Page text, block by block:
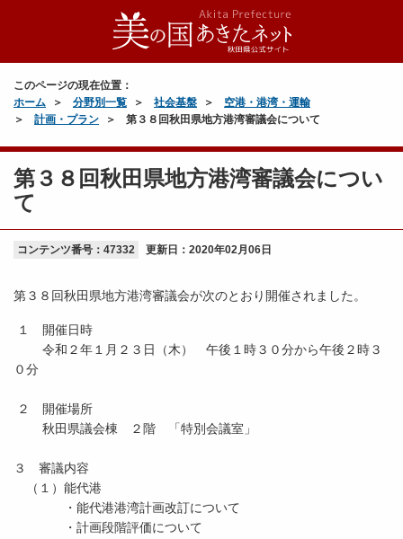
このページの現在位置：
ホーム
分野別一覧 社会基盤
空港・港湾・運輸
計画・プラン
第３８回秋田県地方港湾審議会について
第３８回秋田県地方港湾審議会につい
て
コンテンツ番号：47332 更新日： 2020年02月06日
第３８回秋田県地方港湾審議会が次のとおり開催されました。
１ 開催日時
令和２年１月２３日（木） 午後１時３０分から午後２時３
０分
２ 開催場所
秋田県議会棟 ２階 「特別会議室」
３ 審議内容
（１）能代港
・能代港港湾計画改訂について
・計画段階評価について